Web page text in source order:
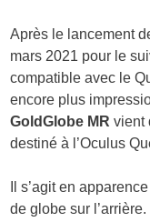
Après le lancement de
mars 2021 pour le
compatible avec le
encore plus
GoldGlobe MR vient
destiné à l’Oculus
Il s’agit en
de globe sur